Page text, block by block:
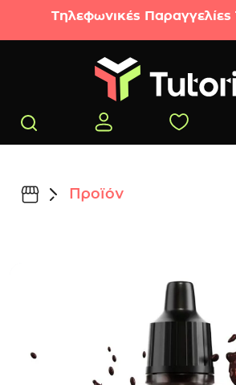
Μετάβαση στο περιεχόμενο
Τηλεφωνικές Παραγγελίες
Προϊόν